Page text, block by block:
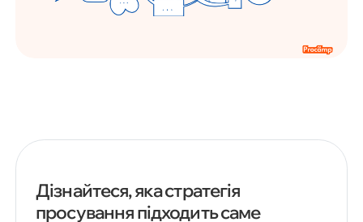
Дізнайтеся, яка стратегія
просування підходить саме